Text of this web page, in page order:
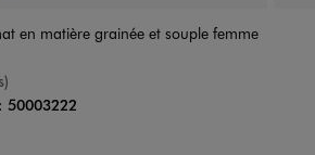
en matière grainée et souple femme
50003222